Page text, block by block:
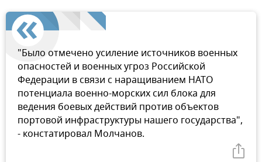
"Было отмечено усиление источников военных
опасностей и военных угроз Российской
Федерации в связи с наращиванием НАТО
потенциала военно-морских сил блока для
ведения боевых действий против объектов
портовой инфраструктуры нашего государства",
- констатировал Молчанов.